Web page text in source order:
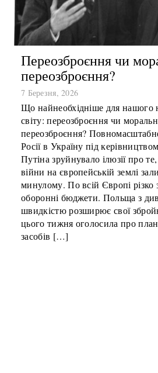
Переозброєння чи
переозброєння?
7 Березня, 2026
Що найнеобхідніше для нашого
світу: переозброєння чи
переозброєння?
Росії в Україну під
Путіна зруйнувало ілюзії про
війни на європейській землі
минулому. По всій Європі різко
оборонні бюджети. Польща з
швидкістю розширює свої
цього тижня оголосила про
засобів […]